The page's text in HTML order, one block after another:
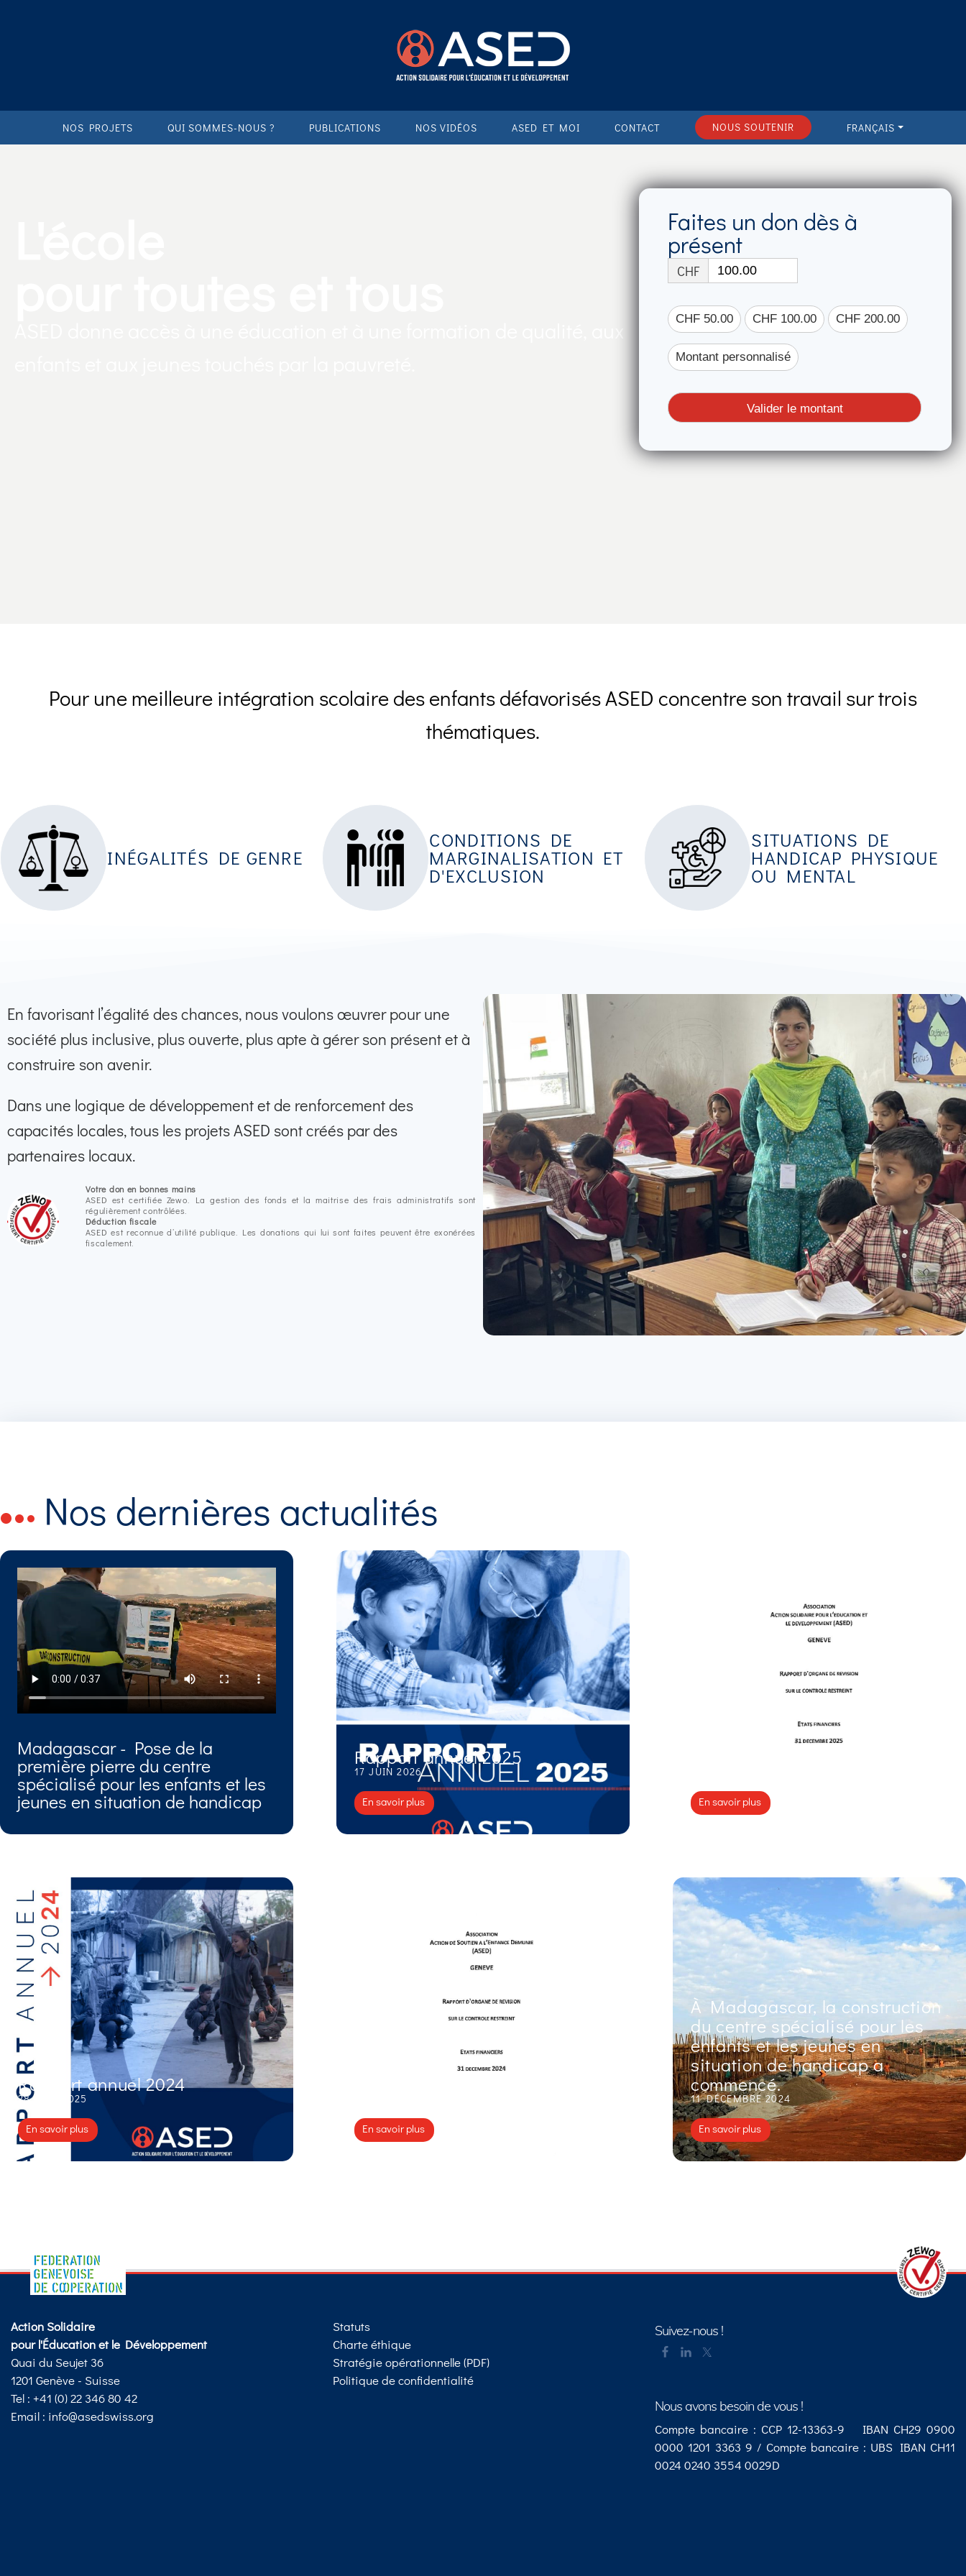
NOS PROJETS QUI SOMMES-NOUS ? PUBLICATIONS NOS VIDÉOS ASED ET MOI CONTACT NOUS SOUTENIR FRANÇAIS
Faites un don dès à
présent
CHF
CHF 50.00 CHF 100.00 CHF 200.00
Montant personnalisé
Valider le montant
Pour une meilleure intégration scolaire des enfants défavorisés ASED concentre son travail sur trois
thématiques.
INÉGALITÉS DE GENRE
CONDITIONS DE
MARGINALISATION ET
D'EXCLUSION
SITUATIONS DE
HANDICAP PHYSIQUE
OU MENTAL
En favorisant l’égalité des chances, nous voulons œuvrer pour une
société plus inclusive, plus ouverte, plus apte à gérer son présent et à
construire son avenir.
Dans une logique de développement et de renforcement des
capacités locales, tous les projets ASED sont créés par des
partenaires locaux.
Votre don en bonnes mains
ASED est certifiée Zewo. La gestion des fonds et la maitrise des frais administratifs sont
régulièrement contrôlées.
Déduction fiscale
ASED est reconnue d’utilité publique. Les donations qui lui sont faites peuvent être exonérées
fiscalement.
Nos dernières actualités
Madagascar - Pose de la
première pierre du centre
spécialisé pour les enfants et les
jeunes en situation de handicap
Rapport annuel 2025
17 JUIN 2026
En savoir plus En savoir plus
Rapport annuel 2024
28 JUIN 2025
En savoir plus En savoir plus
À Madagascar, la construction
du centre spécialisé pour les
enfants et les jeunes en
situation de handicap a
commencé.
11 DÉCEMBRE 2024
En savoir plus
Action Solidaire
pour l'Éducation et le Développement
Quai du Seujet 36
1201 Genève - Suisse
Tel : +41 (0) 22 346 80 42
Email : info@asedswiss.org
Statuts
Charte éthique
Stratégie opérationnelle (PDF)
Politique de confidentialité
Suivez-nous !
Nous avons besoin de vous !
Compte bancaire : CCP 12-13363-9 IBAN CH29 0900
0000 1201 3363 9 / Compte bancaire : UBS IBAN CH11
0024 0240 3554 0029D